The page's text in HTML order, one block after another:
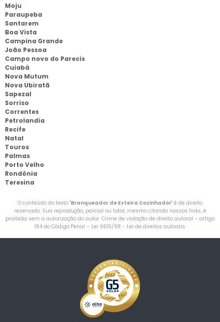
Moju
Paraupeba
Santarem
Boa Vista
Campina Grande
João Pessoa
Campo novo do Parecis
Cuiabá
Nova Mutum
Nova Ubiratã
Sapezal
Sorriso
Correntes
Petrolandia
Recife
Natal
Touros
Palmas
Porto Velho
Rondônia
Teresina
O conteúdo do texto "Branqueador de Esteira Cozinhador" é de direito
reservado. Sua reprodução, parcial ou total, mesmo citando nossos links, é
proibida sem a autorização do autor. Crime de violação de direito autoral – artigo
184 do Código Penal – Lei 9610/98 - Lei de direitos autorais.